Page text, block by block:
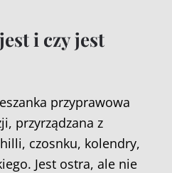
i czy jest
przyprawowa
przyrządzana z
czosnku, kolendry,
Jest ostra, ale nie